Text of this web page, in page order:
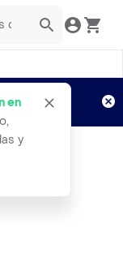
en
y
Aplican TyC